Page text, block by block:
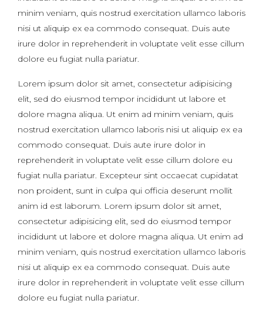
minim veniam, quis nostrud exercitation ullamco laboris
nisi ut aliquip ex ea commodo consequat. Duis aute
irure dolor in reprehenderit in voluptate velit esse cillum
dolore eu fugiat nulla pariatur.
Lorem ipsum dolor sit amet, consectetur adipisicing
elit, sed do eiusmod tempor incididunt ut labore et
dolore magna aliqua. Ut enim ad minim veniam, quis
nostrud exercitation ullamco laboris nisi ut aliquip ex ea
commodo consequat. Duis aute irure dolor in
reprehenderit in voluptate velit esse cillum dolore eu
fugiat nulla pariatur. Excepteur sint occaecat cupidatat
non proident, sunt in culpa qui officia deserunt mollit
anim id est laborum. Lorem ipsum dolor sit amet,
consectetur adipisicing elit, sed do eiusmod tempor
incididunt ut labore et dolore magna aliqua. Ut enim ad
minim veniam, quis nostrud exercitation ullamco laboris
nisi ut aliquip ex ea commodo consequat. Duis aute
irure dolor in reprehenderit in voluptate velit esse cillum
dolore eu fugiat nulla pariatur.